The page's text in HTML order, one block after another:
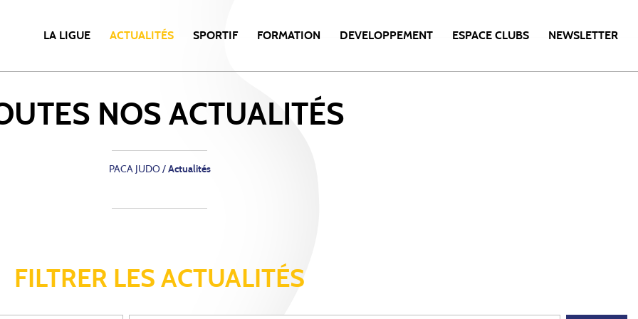
LA LIGUE ACTUALITÉS SPORTIF FORMATION DEVELOPPEMENT ESPACE CLUBS NEWSLETTER
NOS ACTUALITÉS
PACA JUDO/ Actualités
FILTRER LES ACTUALITÉS